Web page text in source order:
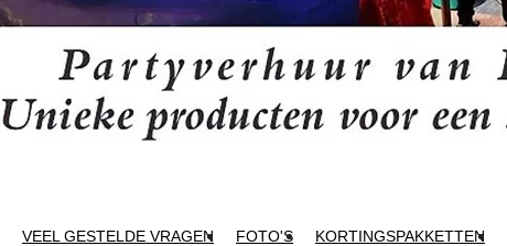
VEEL GESTELDE VRAGEN FOTO'S KORTINGSPAKKETTEN